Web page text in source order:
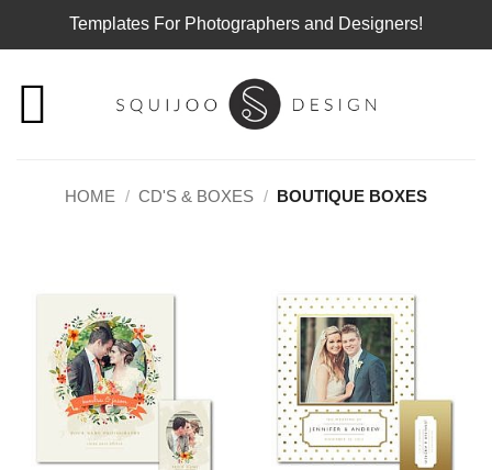
Templates For Photographers and Designers!
content
HOME / CD'S & BOXES / BOUTIQUE BOXES